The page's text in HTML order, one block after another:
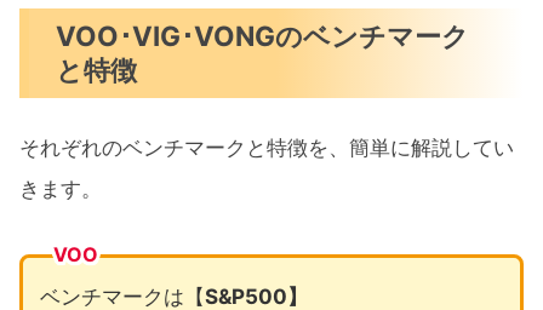
VOO･VIG･VONGのベンチマーク
と特徴
それぞれのベンチマークと特徴を、簡単に解説してい
きます。
VOO
ベンチマークは【S&P500】